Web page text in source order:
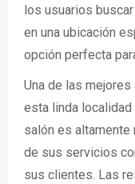
los usuarios
en una ubicación
opción perfecta
Una de las
esta linda localidad
salón es altamente
de sus servicios
sus clientes. Las